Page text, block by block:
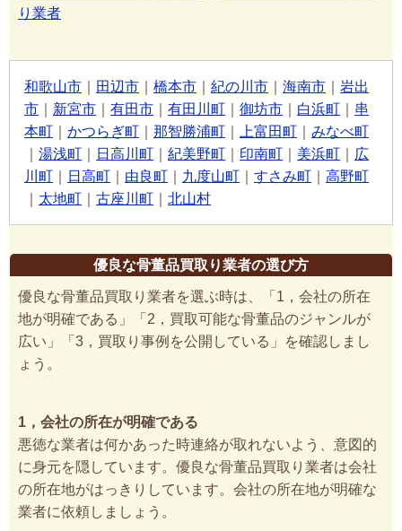
り業者
和歌山市 田辺市 橋本市 紀の川市 海南市
岩出
市
新宮市 有田市 有田川町 御坊市 白浜町
串
本町
かつらぎ町 那智勝浦町 上富田町
みなべ町
湯浅町 日高川町 紀美野町 印南町 美浜町
広
川町
日高町 由良町 九度山町 すさみ町
高野町
太地町 古座川町 北山村
優良な骨董品買取り業者の選び方
優良な骨董品買取り業者を選ぶ時は、「1，会社の所在
地が明確である」「2，買取可能な骨董品のジャンルが
広い」「3，買取り事例を公開している」を確認しまし
ょう。
1，会社の所在が明確である
悪徳な業者は何かあった時連絡が取れないよう、意図的
に身元を隠しています。優良な骨董品買取り業者は会社
の所在地がはっきりしています。会社の所在地が明確な
業者に依頼しましょう。